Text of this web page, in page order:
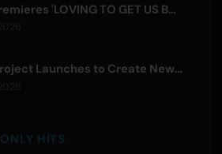
EMNW Premieres 'LOVING TO GET US BY' Music Video on August 7
Synxro Project Launches to Create New IP from Fictional Anime Openings
ONLY HITS